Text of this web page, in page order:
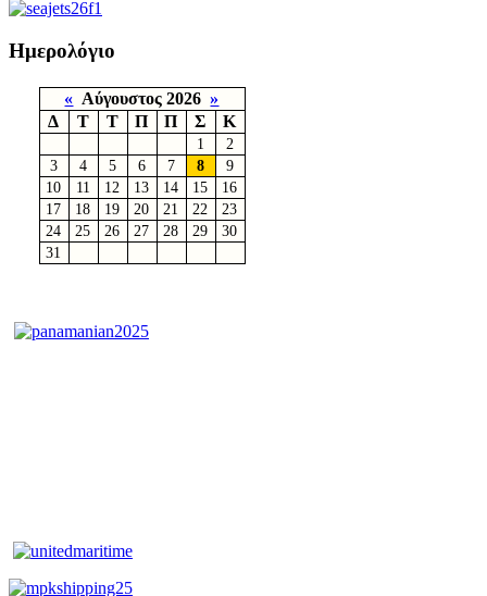
Ημερολόγιο
« Αύγουστος 2026»
Δ
Τ Τ Π Π Σ Κ
1
2
3
4 5 6 7 8
9
10
11 12 13 14 15
16
17
18 19 20 21 22
23
24
25 26 27 28 29
30
31